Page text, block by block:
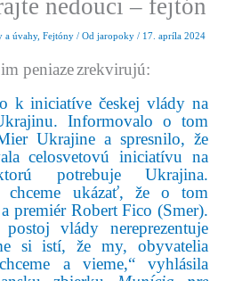
nedouci – fejtón
a úvahy, Fejtóny / Od jaropoky / 17. apríla 2024
peniazezrekvirujú:
k iniciatíve českej vlády na
Informovalo o tom
Ukrajine a spresnilo, že
celosvetovú iniciatívu na
potrebuje Ukrajina.
chceme ukázať, že o tom
premiér Robert Fico (Smer).
vlády nereprezentuje
si istí, že my, obyvatelia
a vieme,“ vyhlásila